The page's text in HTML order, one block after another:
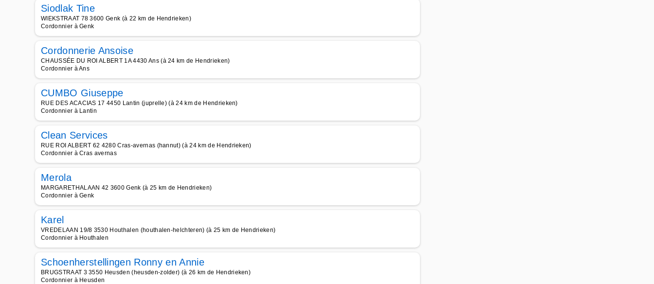
Siodlak Tine
WIEKSTRAAT 78 3600 Genk (à 22 km de Hendrieken)
Cordonnier à Genk
Cordonnerie Ansoise
CHAUSSÉE DU ROI ALBERT 1A 4430 Ans (à 24 km de Hendrieken)
Cordonnier à Ans
CUMBO Giuseppe
RUE DES ACACIAS 17 4450 Lantin (juprelle) (à 24 km de Hendrieken)
Cordonnier à Lantin
Clean Services
RUE ROI ALBERT 62 4280 Cras-avernas (hannut) (à 24 km de Hendrieken)
Cordonnier à Cras avernas
Merola
MARGARETHALAAN 42 3600 Genk (à 25 km de Hendrieken)
Cordonnier à Genk
Karel
VREDELAAN 19/8 3530 Houthalen (houthalen-helchteren) (à 25 km de Hendrieken)
Cordonnier à Houthalen
Schoenherstellingen Ronny en Annie
BRUGSTRAAT 3 3550 Heusden (heusden-zolder) (à 26 km de Hendrieken)
Cordonnier à Heusden